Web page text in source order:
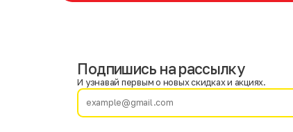
Фамилия
Подпишись на рассылку
И узнавай первым о новых скидках и акциях.